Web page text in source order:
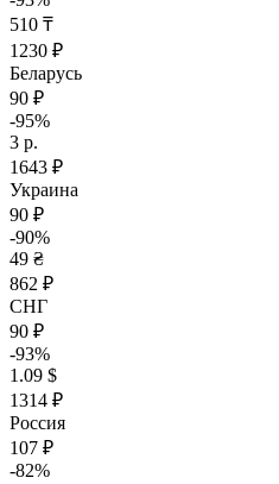
510 ₸
1230 ₽
Беларусь
90 ₽
-95%
3 р.
1643 ₽
Украина
90 ₽
-90%
49 ₴
862 ₽
СНГ
90 ₽
-93%
1.09 $
1314 ₽
Россия
107 ₽
-82%